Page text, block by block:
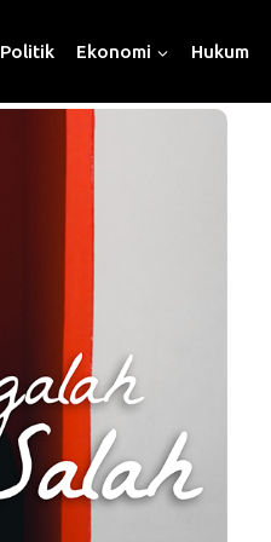
Politik Ekonomi Hukum